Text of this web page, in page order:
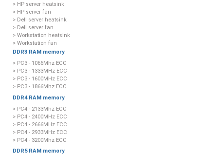
> HP server heatsink
> HP server fan
> Dell server heatsink
> Dell server fan
> Workstation heatsink
> Workstation fan
DDR3 RAM memory
> PC3 - 1066Mhz ECC
> PC3 - 1333MHz ECC
> PC3 - 1600MHz ECC
> PC3 - 1866Mhz ECC
DDR4 RAM memory
> PC4 - 2133Mhz ECC
> PC4 - 2400MHz ECC
> PC4 - 2666MHz ECC
> PC4 - 2933MHz ECC
> PC4 - 3200Mhz ECC
DDR5 RAM memory